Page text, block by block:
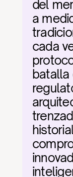
del
a
cada
batalla